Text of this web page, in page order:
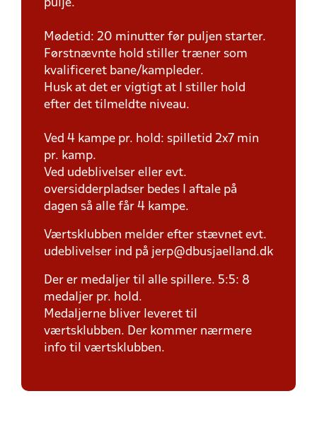
pulje.
Mødetid: 20 minutter før puljen starter.
Førstnævnte hold stiller træner som
kvalificeret bane/kampleder.
Husk at det er vigtigt at I stiller hold
efter det tilmeldte niveau.
Ved 4 kampe pr. hold: spilletid 2x7 min
pr. kamp.
Ved udeblivelser eller evt.
oversidderpladser bedes I aftale på
dagen så alle får 4 kampe.
Værtsklubben melder efter stævnet evt.
udeblivelser ind på jerp@dbusjaelland.dk
Der er medaljer til alle spillere. 5:5: 8
medaljer pr. hold.
Medaljerne bliver leveret til
værtsklubben. Der kommer nærmere
info til værtsklubben.